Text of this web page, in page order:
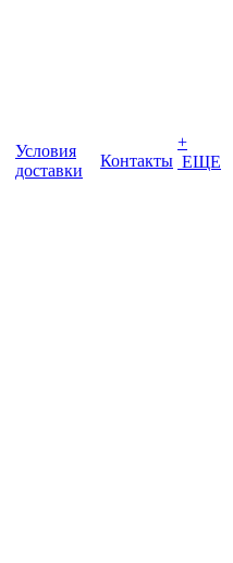
Условия
доставки
Контакты
+
ЕЩЕ